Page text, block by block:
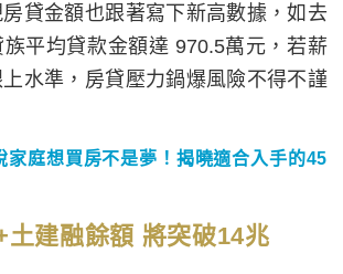
貸金額也跟著寫下新高數據，如去
平均貸款金額達 970.5萬元，若薪
水準，房貸壓力鍋爆風險不得不謹
家庭想買房不是夢！揭曉適合入手的45
土建融餘額 將突破14兆